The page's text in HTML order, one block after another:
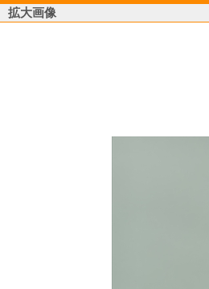
拡大画像